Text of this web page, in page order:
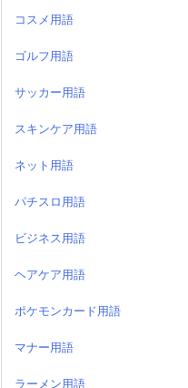
コスメ用語
ゴルフ用語
サッカー用語
スキンケア用語
ネット用語
パチスロ用語
ビジネス用語
ヘアケア用語
ポケモンカード用語
マナー用語
ラーメン用語